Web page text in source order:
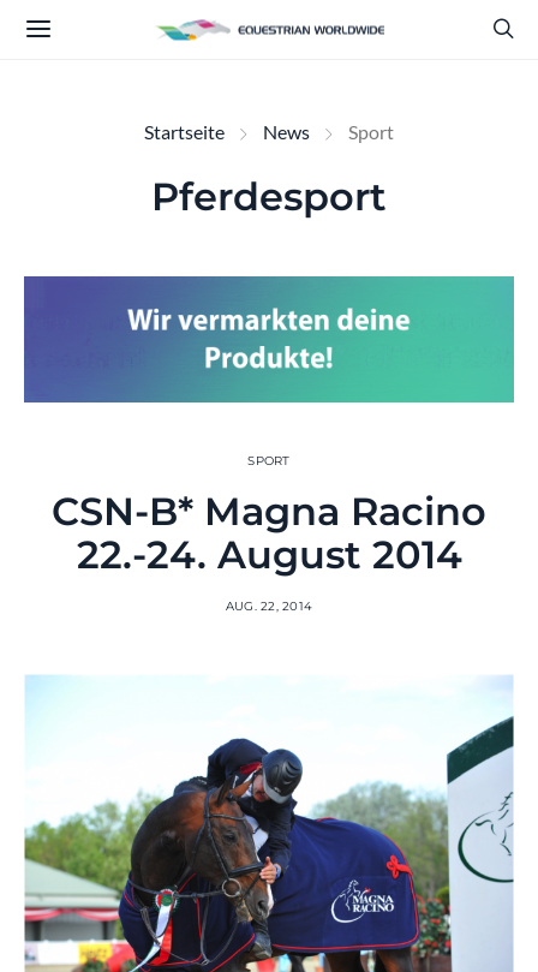
Startseite News Sport
Pferdesport
SPORT
CSN-B* Magna Racino
22.-24. August 2014
AUG. 22, 2014